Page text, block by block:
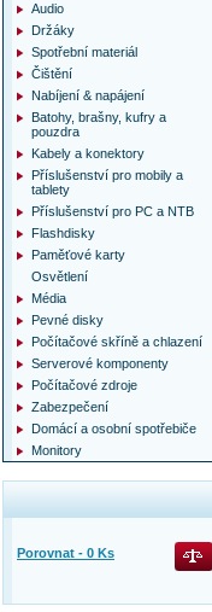
Audio
Držáky
Spotřební materiál
Čištění
Nabíjení & napájení
Batohy, brašny, kufry a
pouzdra
Kabely a konektory
Příslušenství pro mobily a
tablety
Příslušenství pro PC a NTB
Flashdisky
Paměťové karty
Osvětlení
Média
Pevné disky
Počítačové skříně a chlazení
Serverové komponenty
Počítačové zdroje
Zabezpečení
Domácí a osobní spotřebiče
Monitory
Porovnat - 0 Ks